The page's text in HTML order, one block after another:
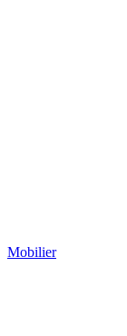
Mobilier